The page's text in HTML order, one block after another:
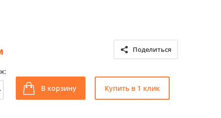
Поделиться
В корзину Купить в 1 клик